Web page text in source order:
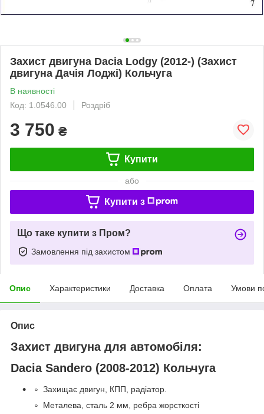
Захист двигуна Dacia Lodgy (2012-) (Захист
двигуна Дачія Лоджі) Кольчуга
В наявності
Код: 1.0546.00
Роздріб
3 750 ₴
Купити
або
Купити з
Що таке купити з Пром?
Замовлення під захистом
Опис Характеристики Доставка Оплата Умови
Опис
Захист двигуна для автомобіля:
Dacia Sandero (2008-2012) Кольчуга
Захищає двигун, КПП, радіатор.
Металева, сталь 2 мм, ребра жорсткості